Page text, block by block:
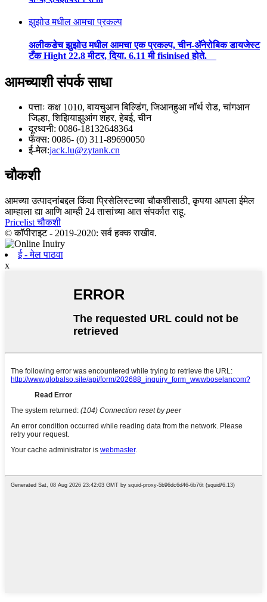
झुझोउ मधील आमचा प्रकल्प
अलीकडेच झुझोउ मधील आमचा एक प्रकल्प, चीन-अ‍ॅनेरोबिक डायजेस्ट
टँक Hight 22.8 मीटर, दिया. 6.11 मी fisinised होते.
आमच्याशी संपर्क साधा
पत्ताः कक्ष 1010, बायचुआन बिल्डिंग, जिआनहुआ नॉर्थ रोड, चांगआन
जिल्हा, शिझियाझुआंग शहर, हेबई, चीन
दूरध्वनी: 0086-18132648364
फॅक्स: 0086- (0) 311-89690050
ई-मेल:jack.lu@zytank.cn
चौकशी
आमच्या उत्पादनांबद्दल किंवा प्रिसेलिस्टच्या चौकशीसाठी, कृपया आपला ईमेल
आम्हाला द्या आणि आम्ही 24 तासांच्या आत संपर्कात राहू.
Pricelist चौकशी
© कॉपीराइट - 2019-2020: सर्व हक्क राखीव.
ई - मेल पाठवा
x